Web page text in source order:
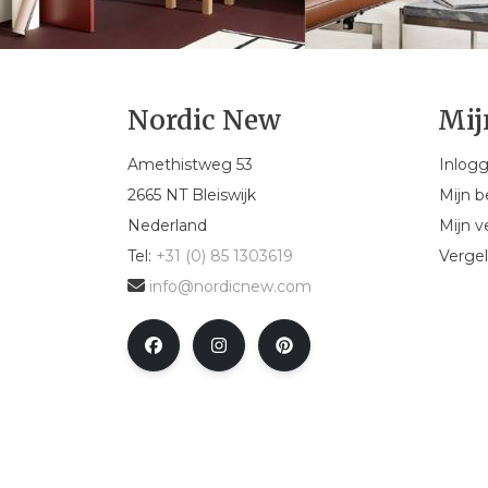
Nordic New
Amethistweg 53
2665 NT Bleiswijk
Nederland
Tel: +31 (0) 85 1303619
info@nordicnew.com
Mijn
Mijn